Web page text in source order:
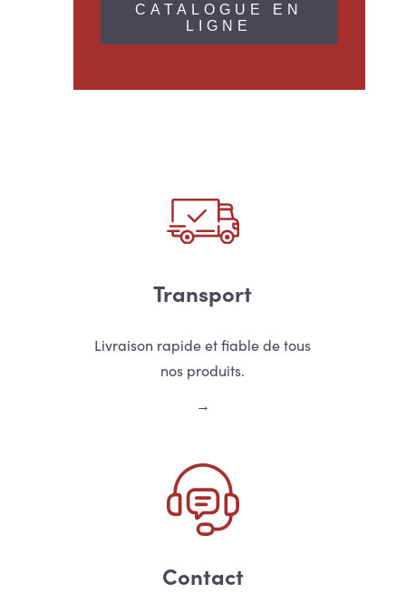
CATALOGUE EN
LIGNE
Transport
Livraison rapide et fiable de tous
nos produits.
Contact